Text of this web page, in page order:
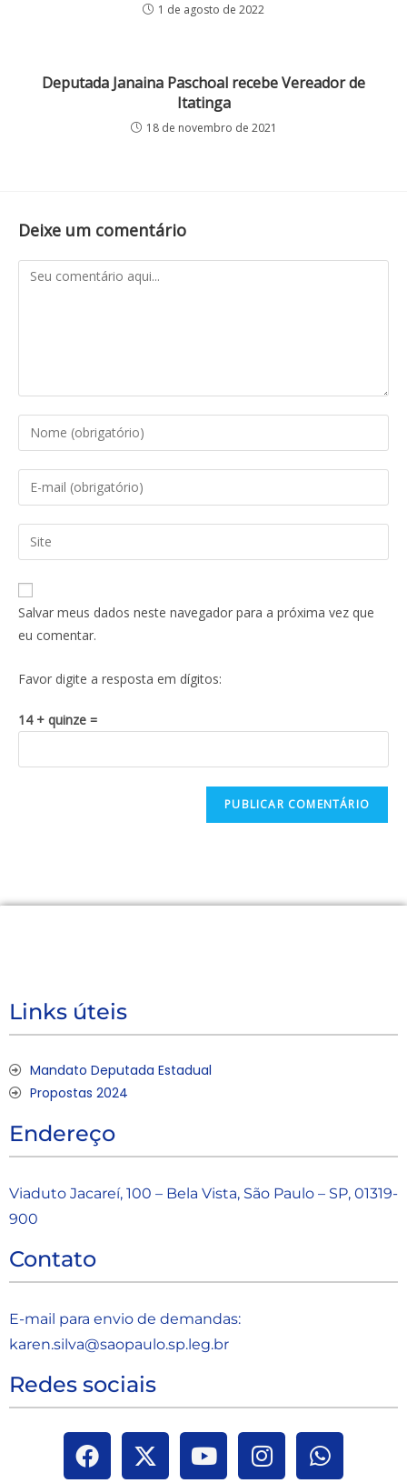
1 de agosto de 2022
Deputada Janaina Paschoal recebe Vereador de
Itatinga
18 de novembro de 2021
Deixe um comentário
Salvar meus dados neste navegador para a próxima vez que
eu comentar.
Favor digite a resposta em dígitos:
14 + quinze =
Links úteis
Mandato Deputada Estadual
Propostas 2024
Endereço
Viaduto Jacareí, 100 – Bela Vista, São Paulo – SP, 01319-
900
Contato
E-mail para envio de demandas:
karen.silva@saopaulo.sp.leg.br
Redes sociais